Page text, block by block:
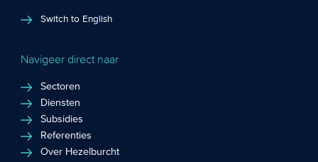
Switch to English
Navigeer direct naar
Sectoren
Diensten
Subsidies
Referenties
Over Hezelburcht